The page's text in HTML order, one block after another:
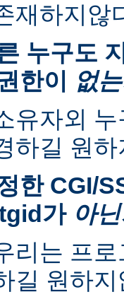
재하지않
누구도
한이
없
유자외
하길 원
한 CGI/
가 아
리는 프
길 원하지